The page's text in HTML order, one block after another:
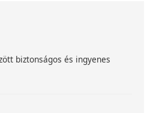
biztonságos és ingyenes